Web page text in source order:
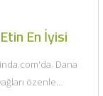
En İyisi
Dana
özenle